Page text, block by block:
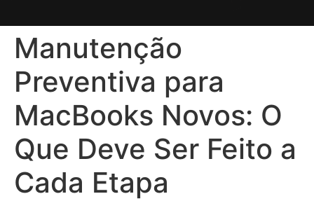
Manutenção
Preventiva para
MacBooks Novos: O
Que Deve Ser Feito a
Cada Etapa